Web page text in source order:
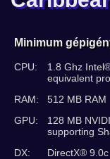
Minimum
CPU:
1.8 Ghz
equivalent
RAM:
512 MB RAM
GPU:
128 MB
supporting
DX:
DirectX®